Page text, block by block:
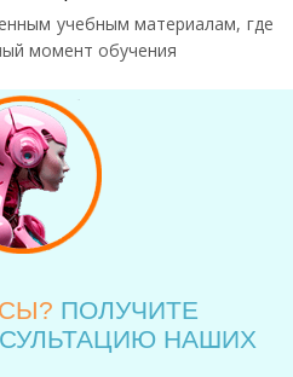
учебным материалам, где
момент обучения